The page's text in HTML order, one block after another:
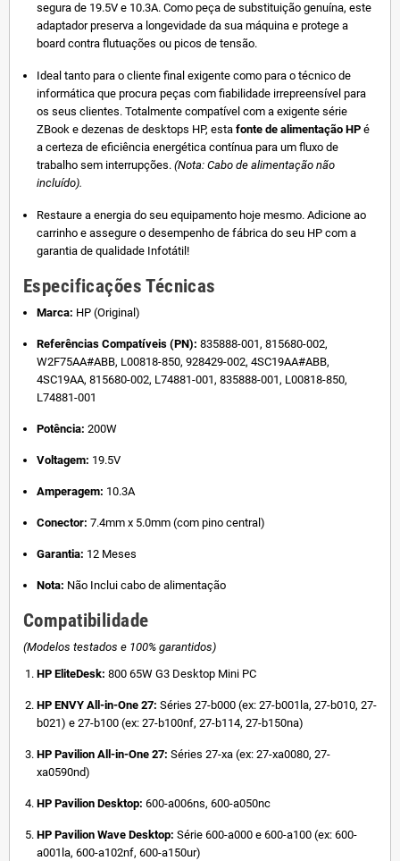
segura de 19.5V e 10.3A. Como peça de substituição genuína, este
adaptador preserva a longevidade da sua máquina e protege a
board contra flutuações ou picos de tensão.
Ideal tanto para o cliente final exigente como para o técnico de
informática que procura peças com fiabilidade irrepreensível para
os seus clientes. Totalmente compatível com a exigente série
ZBook e dezenas de desktops HP, esta fonte de alimentação HP é
a certeza de eficiência energética contínua para um fluxo de
trabalho sem interrupções. (Nota: Cabo de alimentação não
incluído).
Restaure a energia do seu equipamento hoje mesmo. Adicione ao
carrinho e assegure o desempenho de fábrica do seu HP com a
garantia de qualidade Infotátil!
Especificações Técnicas
Marca: HP (Original)
Referências Compatíveis (PN): 835888-001, 815680-002,
W2F75AA#ABB, L00818-850, 928429-002, 4SC19AA#ABB,
4SC19AA, 815680-002, L74881-001, 835888-001, L00818-850,
L74881-001
Potência: 200W
Voltagem: 19.5V
Amperagem: 10.3A
Conector: 7.4mm x 5.0mm (com pino central)
Garantia: 12 Meses
Nota: Não Inclui cabo de alimentação
Compatibilidade
(Modelos testados e 100% garantidos)
HP EliteDesk: 800 65W G3 Desktop Mini PC
HP ENVY All-in-One 27: Séries 27-b000 (ex: 27-b001la, 27-b010, 27-
b021) e 27-b100 (ex: 27-b100nf, 27-b114, 27-b150na)
HP Pavilion All-in-One 27: Séries 27-xa (ex: 27-xa0080, 27-
xa0590nd)
HP Pavilion Desktop: 600-a006ns, 600-a050nc
HP Pavilion Wave Desktop: Série 600-a000 e 600-a100 (ex: 600-
a001la, 600-a102nf, 600-a150ur)